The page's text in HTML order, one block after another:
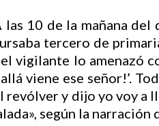
las 10 de la mañana del
tercero de
vigilante lo amenazó
viene ese señor!’.
revólver y dijo yo voy a
según la narración